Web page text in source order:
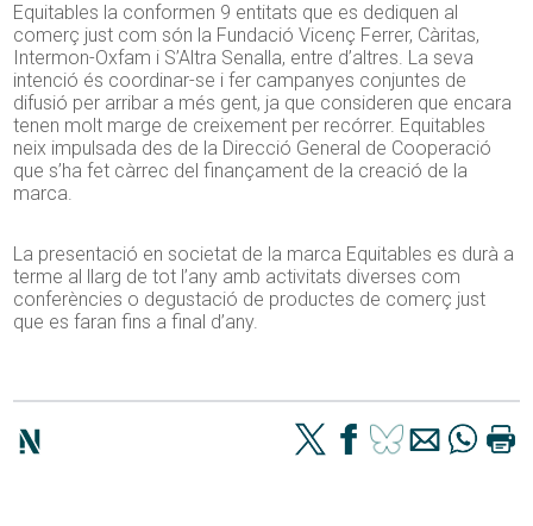
Equitables la conformen 9 entitats que es dediquen al
comerç just com són la Fundació Vicenç Ferrer, Càritas,
Intermon-Oxfam i S’Altra Senalla, entre d’altres. La seva
intenció és coordinar-se i fer campanyes conjuntes de
difusió per arribar a més gent, ja que consideren que encara
tenen molt marge de creixement per recórrer. Equitables
neix impulsada des de la Direcció General de Cooperació
que s’ha fet càrrec del finançament de la creació de la
marca.
La presentació en societat de la marca Equitables es durà a
terme al llarg de tot l’any amb activitats diverses com
conferències o degustació de productes de comerç just
que es faran fins a final d’any.